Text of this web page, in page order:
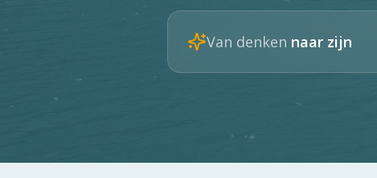
Van denken naar zijn